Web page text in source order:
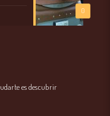
0
es descubrir